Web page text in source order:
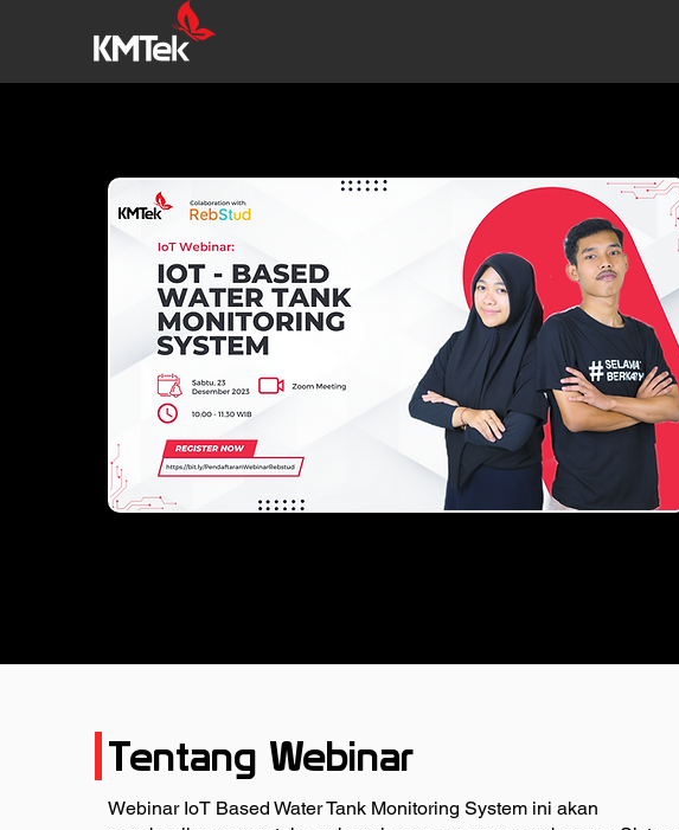
Tentang Webinar
Webinar IoT Based Water Tank Monitoring System ini akan